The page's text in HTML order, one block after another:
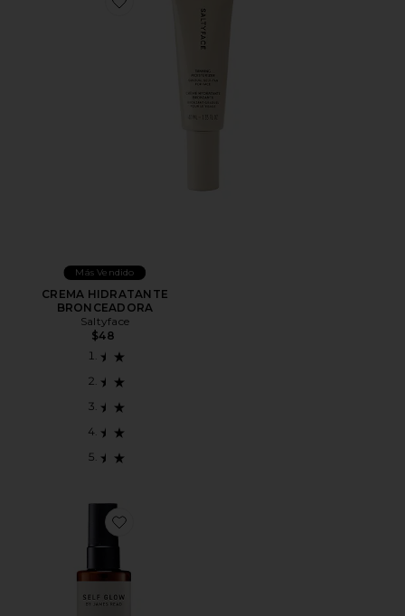
Favorite CREMA HIDRATANTE BRONCEADORA
Más Vendido
CREMA HIDRATANTE
BRONCEADORA
Saltyface
$48
Favorite AUTOBRONCEADOR FACIAL SUNBLUSH